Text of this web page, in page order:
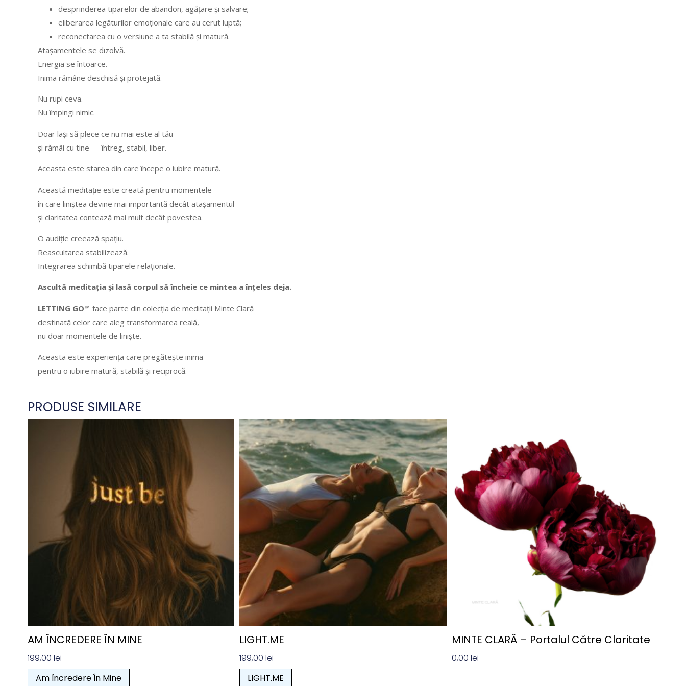
desprinderea tiparelor de abandon, agățare și salvare;
eliberarea legăturilor emoționale care au cerut luptă;
reconectarea cu o versiune a ta stabilă și matură.
Atașamentele se dizolvă.
Energia se întoarce.
Inima rămâne deschisă și protejată.
Nu rupi ceva.
Nu împingi nimic.
Doar lași să plece ce nu mai este al tău
și rămâi cu tine — întreg, stabil, liber.
Aceasta este starea din care începe o iubire matură.
Această meditație este creată pentru momentele
în care liniștea devine mai importantă decât atașamentul
și claritatea contează mai mult decât povestea.
O audiție creează spațiu.
Reascultarea stabilizează.
Integrarea schimbă tiparele relaționale.
Ascultă meditația și lasă corpul să încheie ce mintea a înțeles deja.
LETTING GO™ face parte din colecția de meditații Minte Clară
destinată celor care aleg transformarea reală,
nu doar momentele de liniște.
Aceasta este experiența care pregătește inima
pentru o iubire matură, stabilă și reciprocă.
PRODUSE SIMILARE
AM ÎNCREDERE ÎN MINE
199,00 lei
Am Încredere În Mine
LIGHT.ME
199,00lei
LIGHT.ME
MINTE CLARĂ – Portalul Către Claritate
0,00 lei